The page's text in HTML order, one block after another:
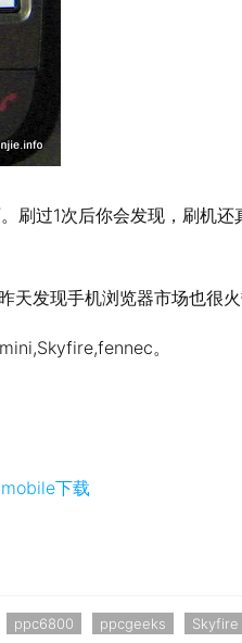
刷过1次后你会发现，刷机
发现手机浏览器市场也很火
。
下载
ppc6800 ppcgeeks Skyfire